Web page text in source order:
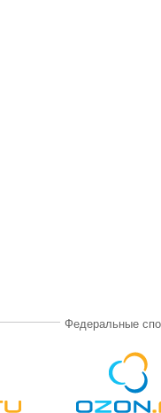
Федеральные